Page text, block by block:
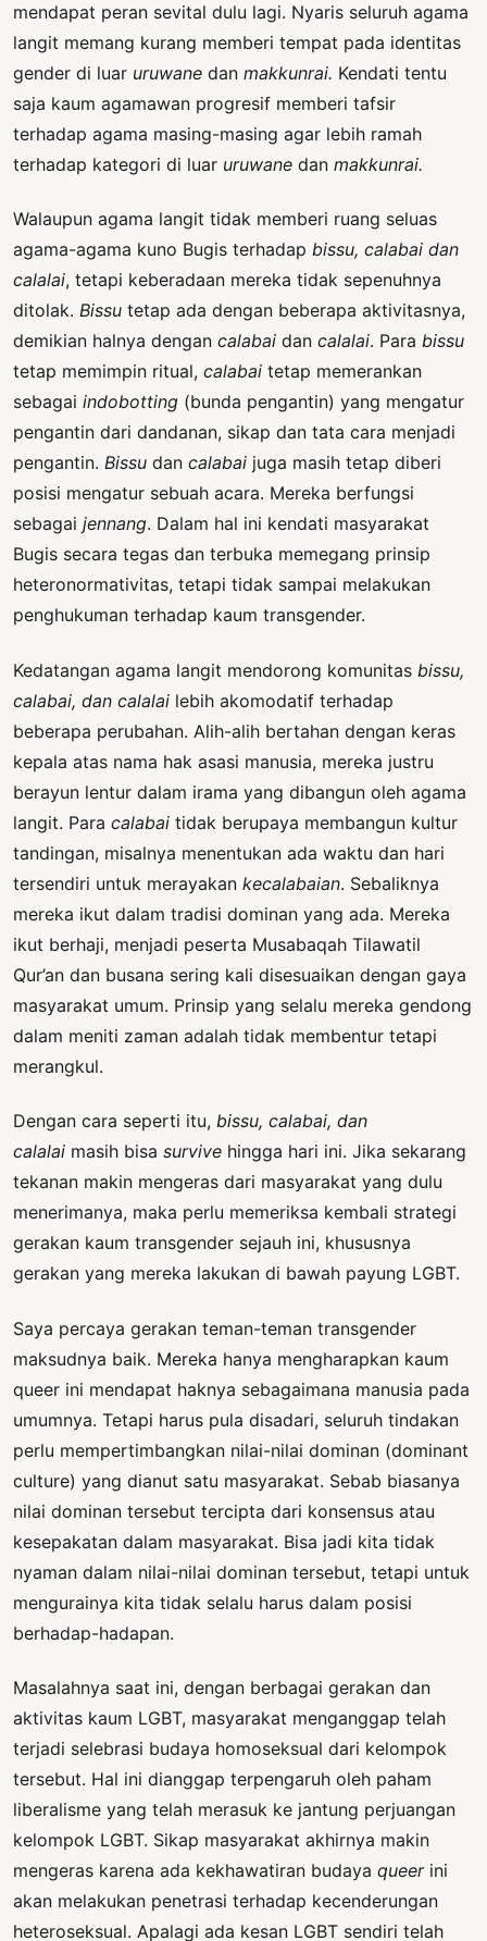
mendapat peran sevital dulu lagi. Nyaris seluruh agama
langit memang kurang memberi tempat pada identitas
gender di luar uruwane dan makkunrai. Kendati tentu
saja kaum agamawan progresif memberi tafsir
terhadap agama masing-masing agar lebih ramah
terhadap kategori di luar uruwane dan makkunrai.
Walaupun agama langit tidak memberi ruang seluas
agama-agama kuno Bugis terhadap bissu, calabai dan
calalai, tetapi keberadaan mereka tidak sepenuhnya
ditolak. Bissu tetap ada dengan beberapa aktivitasnya,
demikian halnya dengan calabai dan calalai. Para bissu
tetap memimpin ritual, calabai tetap memerankan
sebagai indobotting (bunda pengantin) yang mengatur
pengantin dari dandanan, sikap dan tata cara menjadi
pengantin. Bissu dan calabai juga masih tetap diberi
posisi mengatur sebuah acara. Mereka berfungsi
sebagai jennang. Dalam hal ini kendati masyarakat
Bugis secara tegas dan terbuka memegang prinsip
heteronormativitas, tetapi tidak sampai melakukan
penghukuman terhadap kaum transgender.
Kedatangan agama langit mendorong komunitas bissu,
calabai, dan calalai lebih akomodatif terhadap
beberapa perubahan. Alih-alih bertahan dengan keras
kepala atas nama hak asasi manusia, mereka justru
berayun lentur dalam irama yang dibangun oleh agama
langit. Para calabai tidak berupaya membangun kultur
tandingan, misalnya menentukan ada waktu dan hari
tersendiri untuk merayakan kecalabaian. Sebaliknya
mereka ikut dalam tradisi dominan yang ada. Mereka
ikut berhaji, menjadi peserta Musabaqah Tilawatil
Qur’an dan busana sering kali disesuaikan dengan gaya
masyarakat umum. Prinsip yang selalu mereka gendong
dalam meniti zaman adalah tidak membentur tetapi
merangkul.
Dengan cara seperti itu, bissu, calabai, dan
calalai masih bisa survive hingga hari ini. Jika sekarang
tekanan makin mengeras dari masyarakat yang dulu
menerimanya, maka perlu memeriksa kembali strategi
gerakan kaum transgender sejauh ini, khususnya
gerakan yang mereka lakukan di bawah payung LGBT.
Saya percaya gerakan teman-teman transgender
maksudnya baik. Mereka hanya mengharapkan kaum
queer ini mendapat haknya sebagaimana manusia pada
umumnya. Tetapi harus pula disadari, seluruh tindakan
perlu mempertimbangkan nilai-nilai dominan (dominant
culture) yang dianut satu masyarakat. Sebab biasanya
nilai dominan tersebut tercipta dari konsensus atau
kesepakatan dalam masyarakat. Bisa jadi kita tidak
nyaman dalam nilai-nilai dominan tersebut, tetapi untuk
mengurainya kita tidak selalu harus dalam posisi
berhadap-hadapan.
Masalahnya saat ini, dengan berbagai gerakan dan
aktivitas kaum LGBT, masyarakat menganggap telah
terjadi selebrasi budaya homoseksual dari kelompok
tersebut. Hal ini dianggap terpengaruh oleh paham
liberalisme yang telah merasuk ke jantung perjuangan
kelompok LGBT. Sikap masyarakat akhirnya makin
mengeras karena ada kekhawatiran budaya queerini
akan melakukan penetrasi terhadap kecenderungan
heteroseksual. Apalagi ada kesan LGBT sendiri telah